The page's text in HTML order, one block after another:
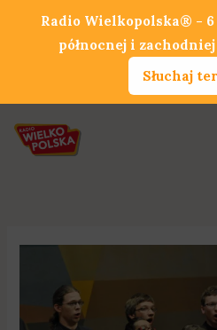
Radio Wielkopolska® -
północnej i
Słuchaj